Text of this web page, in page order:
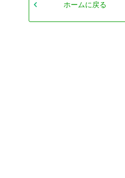
ホームに戻る